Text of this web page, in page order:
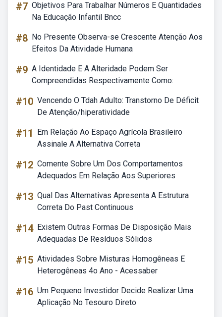
#7 Objetivos Para Trabalhar Números E Quantidades
Na Educação Infantil Bncc
#8 No Presente Observa-se Crescente Atenção Aos
Efeitos Da Atividade Humana
#9 A Identidade E A Alteridade Podem Ser
Compreendidas Respectivamente Como:
#10 Vencendo O Tdah Adulto: Transtorno De Déficit
De Atenção/hiperatividade
#11
Em Relação Ao Espaço Agrícola Brasileiro
Assinale A Alternativa Correta
#12 Comente Sobre Um Dos Comportamentos
Adequados Em Relação Aos Superiores
#13 Qual Das Alternativas Apresenta A Estrutura
Correta Do Past Continuous
#14 Existem Outras Formas De Disposição Mais
Adequadas De Resíduos Sólidos
#15 Atividades Sobre Misturas Homogêneas E
Heterogêneas 4o Ano - Acessaber
#16 Um Pequeno Investidor Decide Realizar Uma
Aplicação No Tesouro Direto